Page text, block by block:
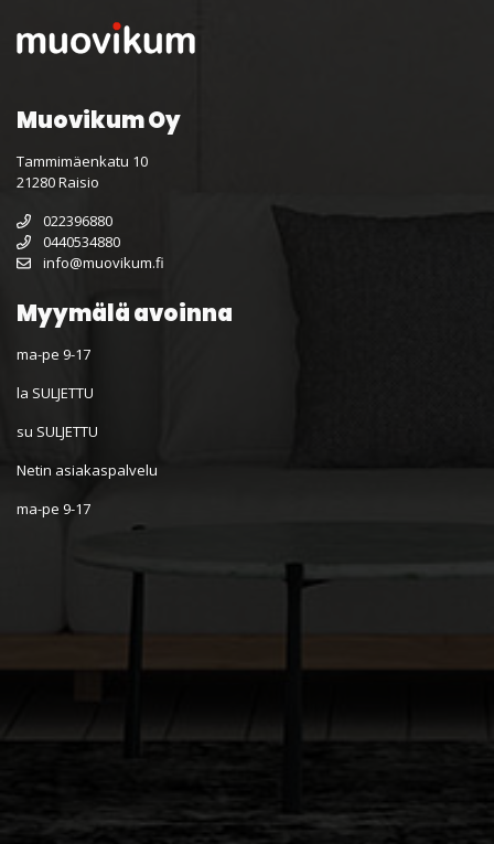
Muovikum Oy
Tammimäenkatu 10
21280 Raisio
022396880
0440534880
info@muovikum.fi
Myymälä avoinna
ma-pe 9-17
la SULJETTU
su SULJETTU
Netin asiakaspalvelu
ma-pe 9-17